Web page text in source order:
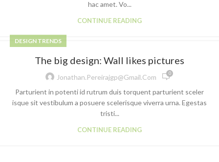
hac amet. Vo...
CONTINUE READING
DESIGN TRENDS
The big design: Wall likes pictures
Jonathan.pereirajgp@gmail.com 0
Parturient in potenti id rutrum duis torquent parturient sceler
isque sit vestibulum a posuere scelerisque viverra urna. Egestas
tristi...
CONTINUE READING